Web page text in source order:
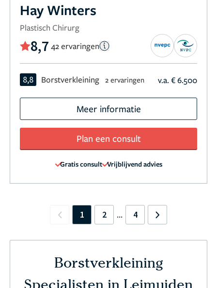
Hay Winters
Plastisch Chirurg
8,7 42 ervaringen
8,8 Borstverkleining 2 ervaringen v.a. € 6.500
Meer informatie
Plan een consult
Gratis consult Vrijblijvend advies
Previous
1 2 ... 4 Next
Borstverkleining